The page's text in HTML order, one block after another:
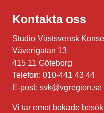
Kontakta oss
Studio Västsvensk
Väverigatan 13
415 11 Göteborg
Telefon: 010-441 43 44
E-post: svk@vgregion.se
Vi tar emot bokade